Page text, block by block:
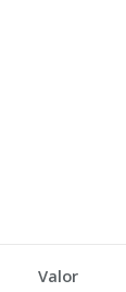
Valor